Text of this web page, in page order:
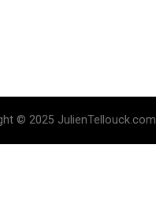
© 2025 JulienTellouck.com